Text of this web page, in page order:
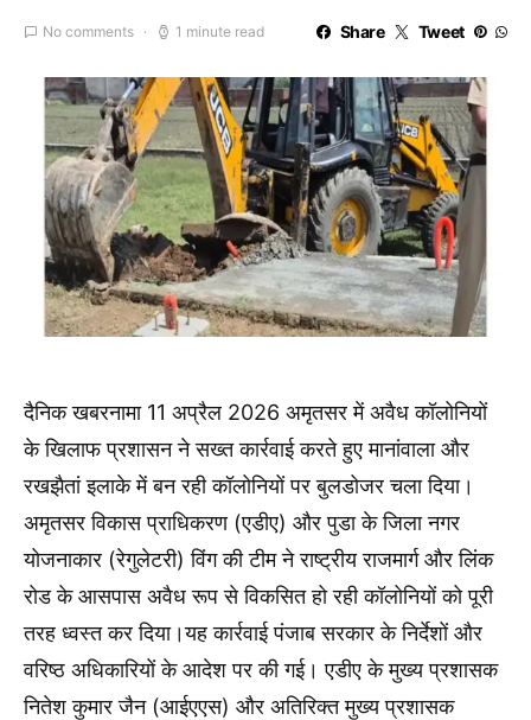
No comments 1 minute read Share Tweet
दैनिक खबरनामा 11 अप्रैल 2026 अमृतसर में अवैध कॉलोनियों
के खिलाफ प्रशासन ने सख्त कार्रवाई करते हुए मानांवाला और
रखझैतां इलाके में बन रही कॉलोनियों पर बुलडोजर चला दिया।
अमृतसर विकास प्राधिकरण (एडीए) और पुडा के जिला नगर
योजनाकार (रेगुलेटरी) विंग की टीम ने राष्ट्रीय राजमार्ग और लिंक
रोड के आसपास अवैध रूप से विकसित हो रही कॉलोनियों को पूरी
तरह ध्वस्त कर दिया।यह कार्रवाई पंजाब सरकार के निर्देशों और
वरिष्ठ अधिकारियों के आदेश पर की गई। एडीए के मुख्य प्रशासक
नितेश कुमार जैन (आईएएस) और अतिरिक्त मुख्य प्रशासक